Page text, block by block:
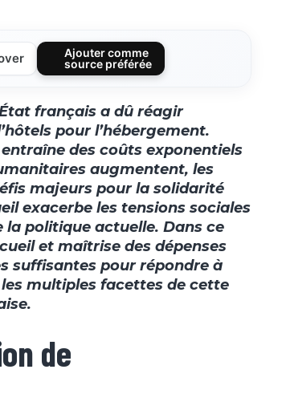
Ajouter comme
source préférée
français a dû réagir
pour l’hébergement.
des coûts exponentiels
augmentent, les
majeurs pour la solidarité
exacerbe les tensions sociales
politique actuelle. Dans ce
et maîtrise des dépenses
suffisantes pour répondre à
multiples facettes de cette
de